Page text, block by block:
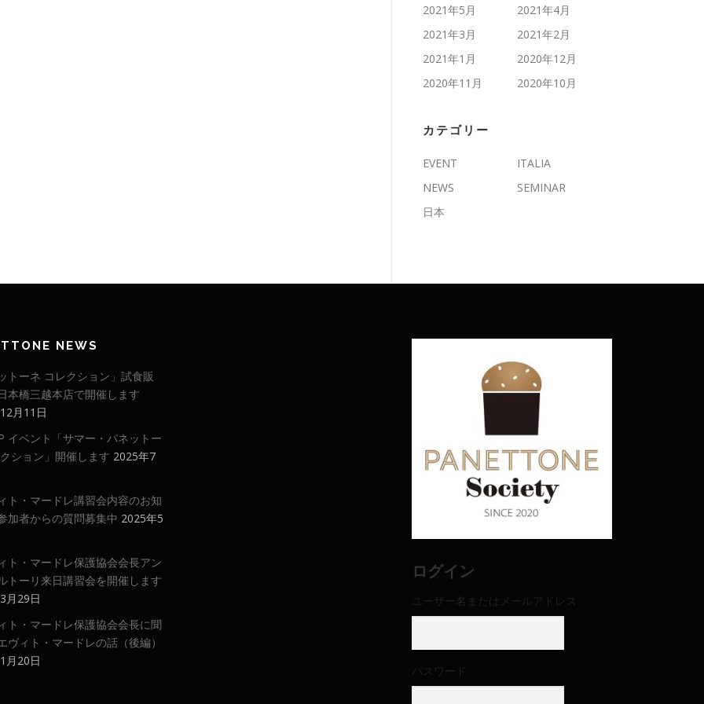
2021年5月
2021年4月
2021年3月
2021年2月
2021年1月
2020年12月
2020年11月
2020年10月
カテゴリー
EVENT
ITALIA
NEWS
SEMINAR
日本
NEWS
トーネ コレクション」試食販
本橋三越本店で開催します
月11日
イベント「サマー・パネットー
ション」開催します 2025年7
ト・マードレ講習会内容のお知
加者からの質問募集中 2025年5
ト・マードレ保護協会会長アン
トーリ来日講習会を開催します
月29日
ト・マードレ保護協会会長に聞
ヴィト・マードレの話（後編）
月20日
ログイン
ユーザー名またはメールアドレス
パスワード